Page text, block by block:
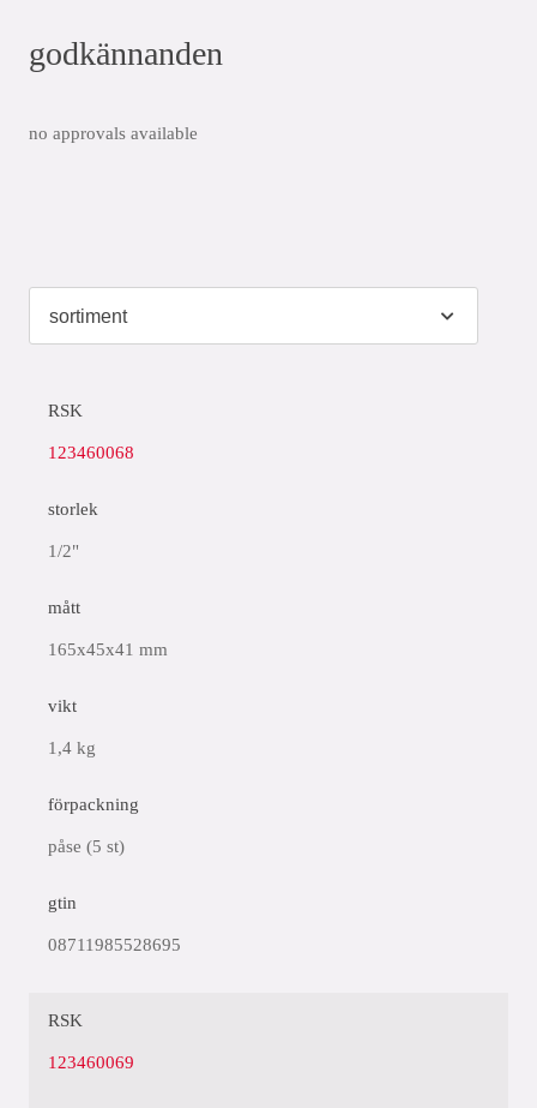
godkännanden
no approvals available
RSK
123460068
storlek
1/2"
mått
165x45x41 mm
vikt
1,4 kg
förpackning
påse (5 st)
gtin
08711985528695
RSK
123460069